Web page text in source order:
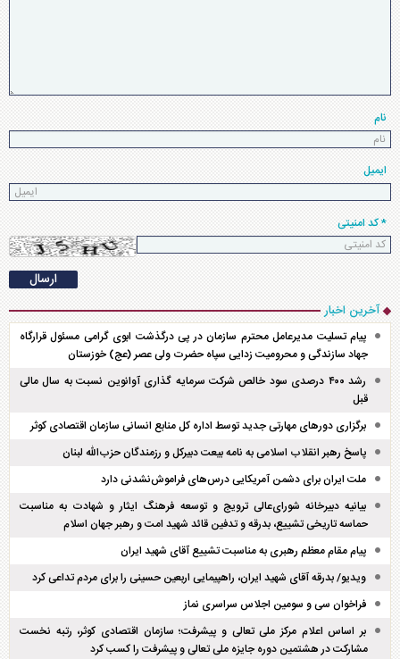
نام
ایمیل
* کد امنیتی
آخرین اخبار
پیام تسلیت مدیرعامل محترم سازمان در پی درگذشت ابوی گرامی مسئول قرارگاه
جهاد سازندگی و محرومیت زدایی سپاه حضرت ولی عصر (عج) خوزستان
رشد ۴۰۰ درصدی سود خالص شرکت سرمایه گذاری آوانوین نسبت به سال مالی
قبل
برگزاری دور‌های مهارتی جدید توسط اداره کل منابع انسانی سازمان اقتصادی کوثر
پاسخ رهبر انقلاب اسلامی به نامه بیعت دبیرکل و رزمندگان حزب‌الله لبنان
ملت ایران برای دشمن آمریکایی درس‌های فراموش‌نشدنی دارد
بیانیه دبیرخانه شورای‌عالی ترویج و توسعه فرهنگ ایثار و شهادت به مناسبت
حماسه تاریخی تشییع، بدرقه و تدفین قائد شهید امت و رهبر جهان اسلام
پیام مقام معظم رهبری به مناسبت تشییع آقای شهید ایران
ویدیو/ بدرقه آقای شهید ایران، راهپیمایی اربعین حسینی را برای مردم تداعی کرد
فراخوان سی و سومین اجلاس سراسری نماز
بر اساس اعلام مرکز ملی تعالی و پیشرفت؛ سازمان اقتصادی کوثر، رتبه نخست
مشارکت در هشتمین دوره جایزه ملی تعالی و پیشرفت را کسب کرد